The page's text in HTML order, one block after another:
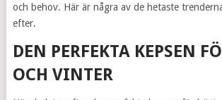
och behov. Här är några av de hetaste
efter.
DEN PERFEKTA KEPSEN
OCH VINTER